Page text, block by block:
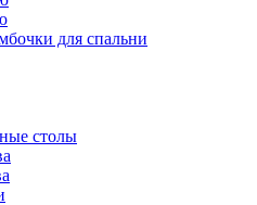
для спальни
столы